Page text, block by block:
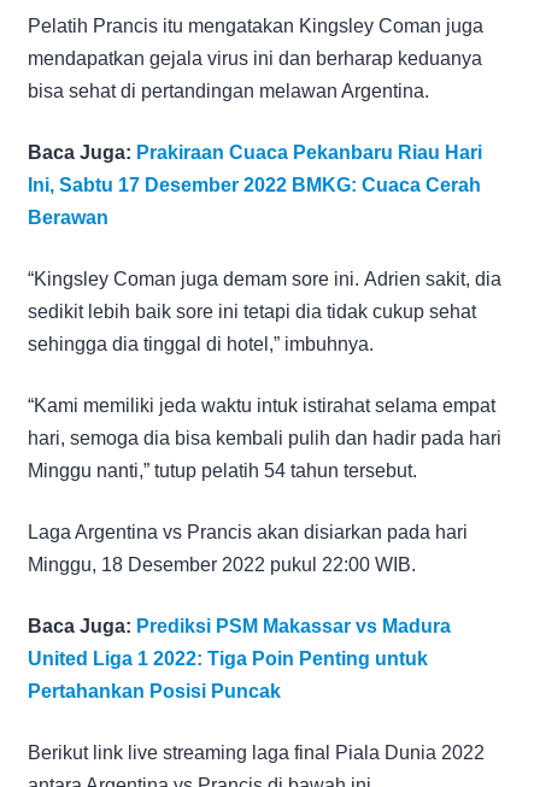
Pelatih Prancis itu mengatakan Kingsley Coman juga
mendapatkan gejala virus ini dan berharap keduanya
bisa sehat di pertandingan melawan Argentina.
Baca Juga: Prakiraan Cuaca Pekanbaru Riau Hari
Ini, Sabtu 17 Desember 2022 BMKG: Cuaca Cerah
Berawan
“Kingsley Coman juga demam sore ini. Adrien sakit, dia
sedikit lebih baik sore ini tetapi dia tidak cukup sehat
sehingga dia tinggal di hotel,” imbuhnya.
“Kami memiliki jeda waktu intuk istirahat selama empat
hari, semoga dia bisa kembali pulih dan hadir pada hari
Minggu nanti,” tutup pelatih 54 tahun tersebut.
Laga Argentina vs Prancis akan disiarkan pada hari
Minggu, 18 Desember 2022 pukul 22:00 WIB.
Baca Juga: Prediksi PSM Makassar vs Madura
United Liga 1 2022: Tiga Poin Penting untuk
Pertahankan Posisi Puncak
Berikut link live streaming laga final Piala Dunia 2022